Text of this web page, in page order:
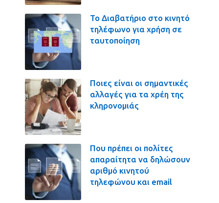
Το Διαβατήριο στο κινητό
τηλέφωνο για χρήση σε
ταυτοποίηση
Ποιες είναι οι σημαντικές
αλλαγές για τα χρέη της
κληρονομιάς
Που πρέπει οι πολίτες
απαραίτητα να δηλώσουν
αριθμό κινητού
τηλεφώνου και email